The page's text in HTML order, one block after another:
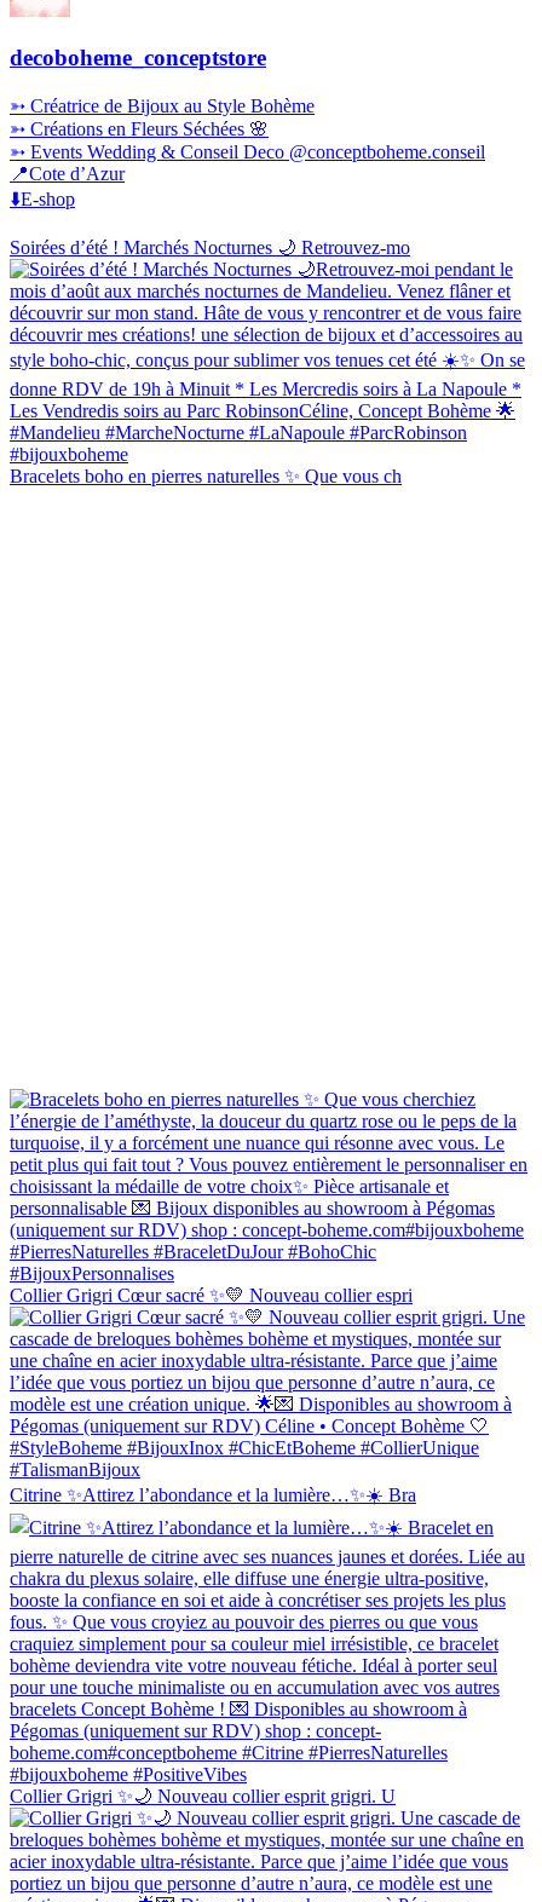
decoboheme_conceptstore
➳ Créatrice de Bijoux au Style Bohème
➳ Créations en Fleurs Séchées 🌸
➳ Events Wedding & Conseil Deco @conceptboheme.conseil
📍Cote d’Azur
⬇️E-shop
Soirées d’été ! Marchés Nocturnes 🌙 Retrouvez-mo
Bracelets boho en pierres naturelles ✨ Que vous ch
Collier Grigri Cœur sacré ✨💛 Nouveau collier espri
Citrine ✨Attirez l’abondance et la lumière…✨☀️ Bra
Collier Grigri ✨🌙 Nouveau collier esprit grigri. U